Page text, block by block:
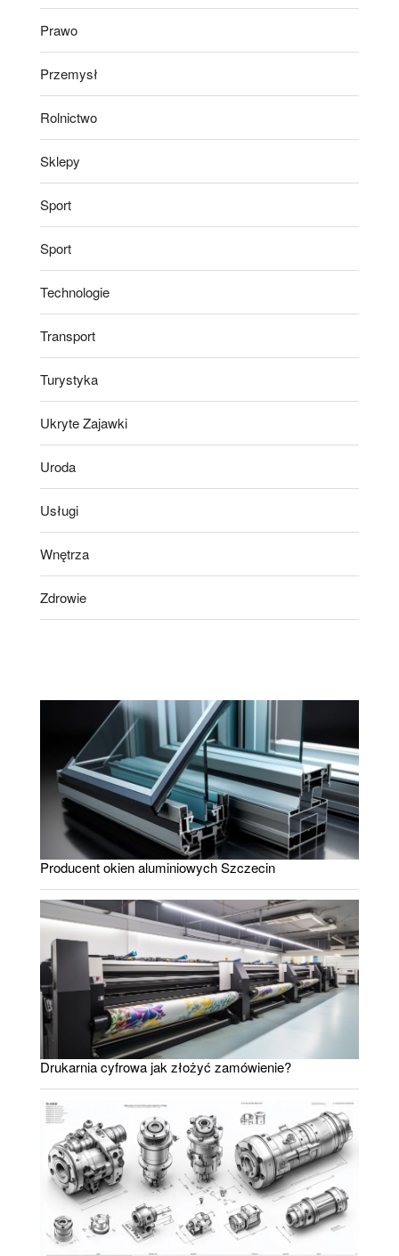
Prawo
Przemysł
Rolnictwo
Sklepy
Sport
Sport
Technologie
Transport
Turystyka
Ukryte Zajawki
Uroda
Usługi
Wnętrza
Zdrowie
Producent okien aluminiowych Szczecin
Drukarnia cyfrowa jak złożyć zamówienie?